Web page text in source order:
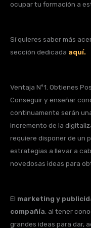
ocupar tu formación a
Sí quieres saber más
sección dedicada aquí.
Ventaja Nº1. Obtienes
Conseguir y enseñar
continuamente serán
incremento de la
requiere disponer de un
estrategias a llevar a
novedosas ideas para
El marketing y
compañía, al tener
grandes ideas para dar,